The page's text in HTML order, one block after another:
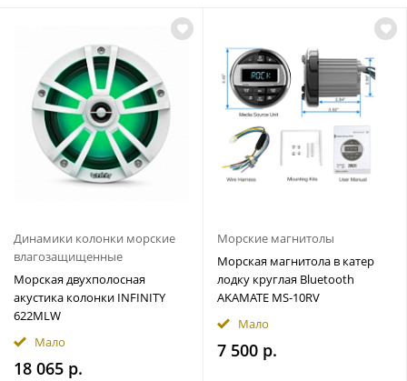
Динамики колонки морские
влагозащищенные
Морская двухполосная
акустика колонки INFINITY
622MLW
Мало
18 065 р.
Морские магнитолы
Морская магнитола в катер
лодку круглая Bluetooth
AKAMATE MS-10RV
Мало
7 500 р.